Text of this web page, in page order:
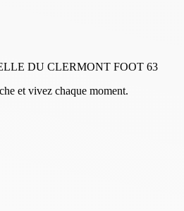
DU CLERMONT FOOT 63
et vivez chaque moment.